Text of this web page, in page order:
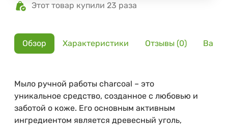
Этот товар купили 23 раза
Обзор Характеристики Отзывы (0)
Мыло ручной работы charcoal – это
уникальное средство, созданное с любовью и
заботой о коже. Его основным активным
ингредиентом является древесный уголь,